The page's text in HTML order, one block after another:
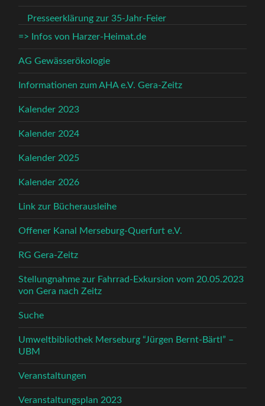
Presseerklärung zur 35-Jahr-Feier
=> Infos von Harzer-Heimat.de
AG Gewässerökologie
Informationen zum AHA e.V. Gera-Zeitz
Kalender 2023
Kalender 2024
Kalender 2025
Kalender 2026
Link zur Bücherausleihe
Offener Kanal Merseburg-Querfurt e.V.
RG Gera-Zeitz
Stellungnahme zur Fahrrad-Exkursion vom 20.05.2023
von Gera nach Zeitz
Suche
Umweltbibliothek Merseburg “Jürgen Bernt-Bärtl” –
UBM
Veranstaltungen
Veranstaltungsplan 2023